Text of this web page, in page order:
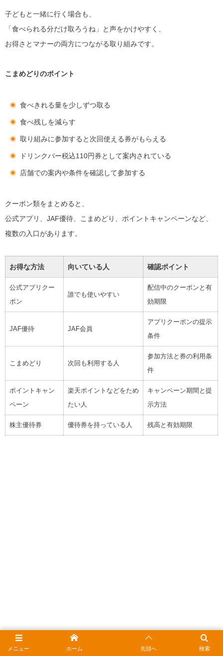
子どもと一緒に行く場合も、
「食べられる分だけ取ろうね」と声をかけやすく、
お得さとマナーの両方につながる取り組みです。
こまめどりのポイント
食べきれる量を少しずつ取る
食べ残しを減らす
取り組みに参加すると次回使える券がもらえる
ドリンクバー税込110円券として案内されている
店舗での案内や条件を確認して参加する
クーポン類をまとめると、
公式アプリ、JAF優待、こまめどり、ポイントキャンペーンなど、
複数の入口があります。
お得な方法 向いている人 確認ポイント
公式アプリクー
ポン
誰でも使いやすい
配信中のクーポンと有
効期限
JAF優待 JAF会員
アプリクーポンの提示
条件
こまめどり 次回も利用する人
参加方法と券の利用条
件
ポイントキャン
ペーン
楽天ポイントなどをため
たい人
キャンペーン期間と提
示方法
株主優待券 優待券を持っている人 残高と有効期限
メニュー 検索
ホーム 先頭へ